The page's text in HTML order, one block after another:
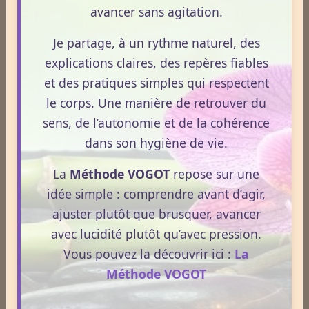
La Réharmonisation corporelle hygiéniste désigne un
par lequel le corps retrouve un fonctionnement plus
fluide, plus cohérent et plus équilibré grâce à une
hygiène de vie adaptée.
Lire la suite
Huile de CBD et médicaments : quels effets sur votre
métabolisme ?
Le 13/05/2026
Le CBD suscite un intérêt croissant, notamment
lorsqu’il est question de métabolisme et de prise de
médicaments. Pourtant, la compréhension de ces
interactions reste souvent floue. En 2026, le cadre
légal français impose des règles strictes : seuls les
usages externes du CBD sont autorisés. Cet article
Lire la suite
avancer sans agitation.
Je partage, à un rythme naturel, des
explications claires, des repères fiables
et des pratiques simples qui respectent
le corps. Une manière de retrouver du
sens, de l’autonomie et de la cohérence
dans son hygiène de vie.
La Méthode VOGOT repose sur une
idée simple : comprendre avant d’agir,
ajuster plutôt que brusquer, avancer
avec lucidité plutôt qu’avec pression.
Vous pouvez la découvrir ici : La
Méthode VOGOT